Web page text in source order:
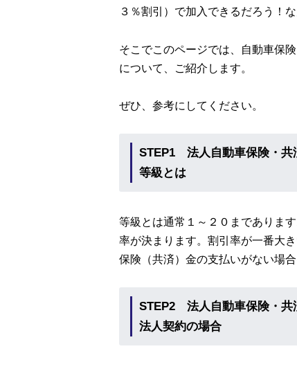
３％割引）で加入できるだろう！
そこでこのページでは、自動車保
について、ご紹介します。
ぜひ、参考にしてください。
STEP1 法人自動車保険・
等級とは
等級とは通常１～２０までありま
率が決まります。割引率が一番大
保険（共済）金の支払いがない場
STEP2 法人自動車保険・
法人契約の場合